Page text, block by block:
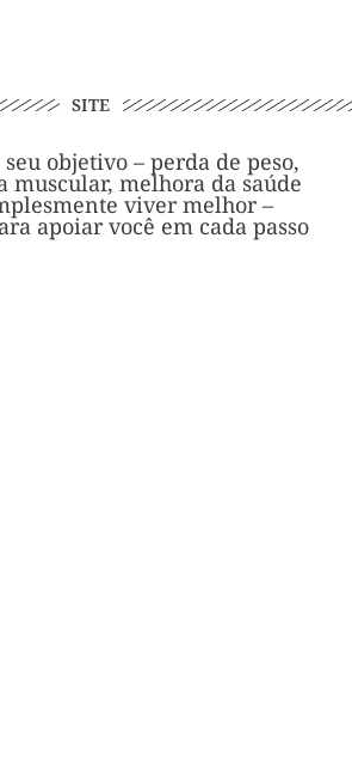
SITE
objetivo – perda de peso,
muscular, melhora da saúde
viver melhor –
apoiar você em cada passo